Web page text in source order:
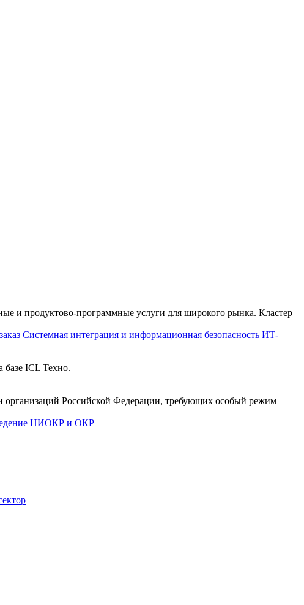
и продуктово-программные услуги для широкого рынка. Кластер
Системная интеграция и информационная безопасность ИТ-
базе ICL Техно.
организаций Российской Федерации, требующих особый режим
НИОКР и ОКР